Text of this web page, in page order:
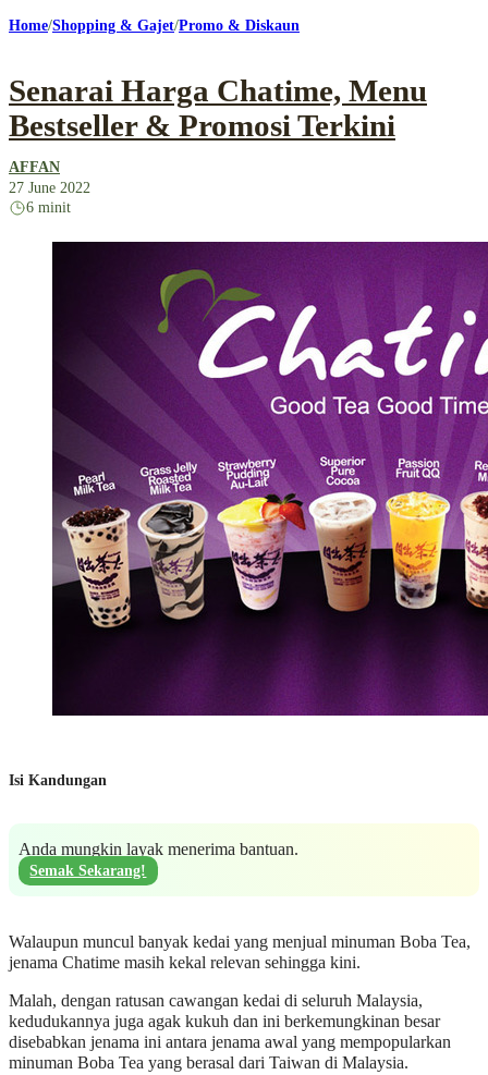
Home Shopping & Gajet Promo & Diskaun
Senarai Harga Chatime, Menu
Bestseller & Promosi Terkini
AFFAN
27 June 2022
6 minit
Isi Kandungan
Anda mungkin layak menerima bantuan.
Semak Sekarang!
Walaupun muncul banyak kedai yang menjual minuman Boba Tea,
jenama Chatime masih kekal relevan sehingga kini.
Malah, dengan ratusan cawangan kedai di seluruh Malaysia,
kedudukannya juga agak kukuh dan ini berkemungkinan besar
disebabkan jenama ini antara jenama awal yang mempopularkan
minuman Boba Tea yang berasal dari Taiwan di Malaysia.